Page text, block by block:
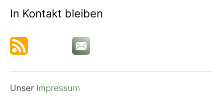
In Kontakt bleiben
Unser Impressum